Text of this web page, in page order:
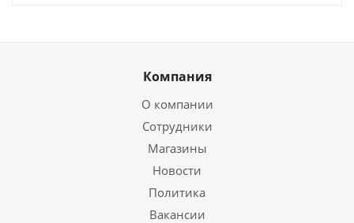
Компания
О компании
Сотрудники
Магазины
Новости
Политика
Вакансии